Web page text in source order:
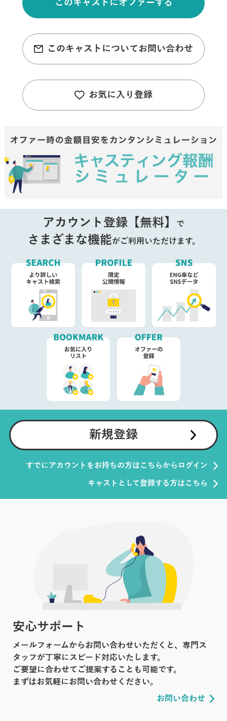
このキャストにオファーする
このキャストについてお問い合わせ
お気に入り登録
アカウント登録【無料】 で
さまざまな機能がご利用いただけます。
新規登録
すでにアカウントをお持ちの方はこちらからログイン
キャストとして登録する方はこちら
安心サポート
メールフォームからお問い合わせいただくと、専門ス
タッフが丁寧にスピード対応いたします。
ご要望に合わせてご提案することも可能です。
まずはお気軽にお問い合わせください。
お問い合わせ